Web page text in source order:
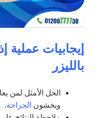
إيجابيات عملية
بالليزر
الحل الأمثل لمن
ويخشون الجراحة.